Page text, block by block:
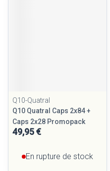
Q10-Quatral
Q10 Quatral Caps 2x84 +
Caps 2x28 Promopack
49,95 €
En rupture de stock